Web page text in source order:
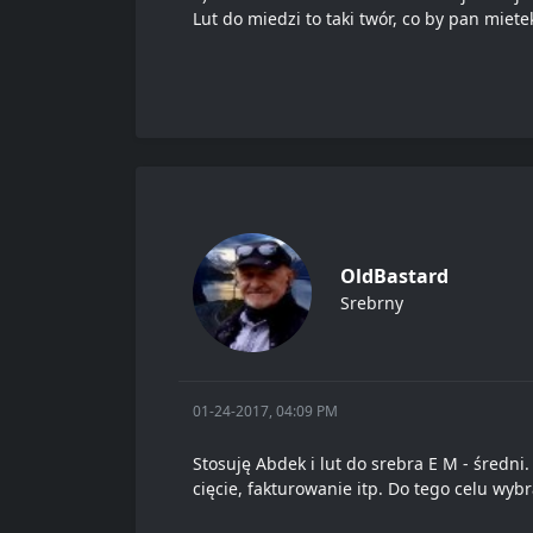
Lut do miedzi to taki twór, co by pan
OldBastard
Srebrny
01-24-2017, 04:09 PM
Stosuję Abdek i lut do srebra E M -
cięcie, fakturowanie itp. Do tego celu